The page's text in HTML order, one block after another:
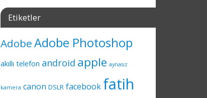
Etiketler
AdobeAdobe Photoshop
akıllı telefon android apple aynasız
kamera canon DSLR facebook fatih